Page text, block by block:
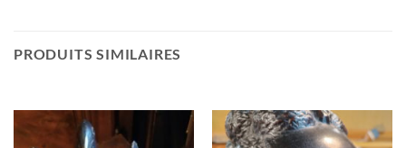
PRODUITS SIMILAIRES